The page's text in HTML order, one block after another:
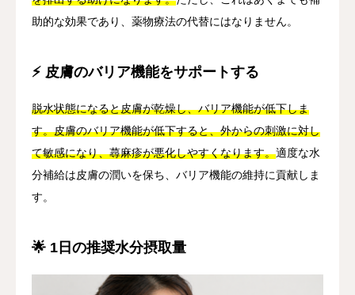
助的な効果であり、薬物療法の代替にはなりません。
⚡ 皮膚のバリア機能をサポートする
脱水状態になると皮膚が乾燥し、バリア機能が低下しま
す。皮膚のバリア機能が低下すると、外からの刺激に対し
て敏感になり、蕁麻疹が悪化しやすくなります。適度な水
分補給は皮膚の潤いを保ち、バリア機能の維持に貢献しま
す。
🌟 1日の推奨水分摂取量